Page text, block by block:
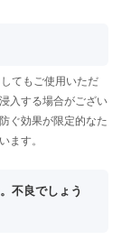
てもご使用いただ
入する場合がござい
ぐ効果が限定的なた
ます。
不良でしょう